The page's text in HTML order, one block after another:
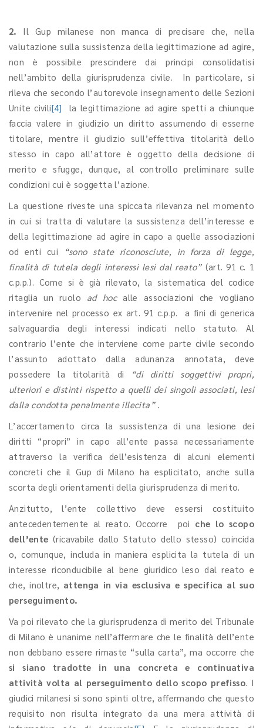
2. Il Gup milanese non manca di precisare che, nella
valutazione sulla sussistenza della legittimazione ad agire,
non è possibile prescindere dai principi consolidatisi
nell’ambito della giurisprudenza civile. In particolare, si
rileva che secondo l’autorevole insegnamento delle Sezioni
Unite civili[4] la legittimazione ad agire spetti a chiunque
faccia valere in giudizio un diritto assumendo di esserne
titolare, mentre il giudizio sull’effettiva titolarità dello
stesso in capo all’attore è oggetto della decisione di
merito e sfugge, dunque, al controllo preliminare sulle
condizioni cui è soggetta l’azione.
La questione riveste una spiccata rilevanza nel momento
in cui si tratta di valutare la sussistenza dell’interesse e
della legittimazione ad agire in capo a quelle associazioni
od enti cui
“sono state riconosciute, in forza di legge,
finalità di tutela degli interessi lesi dal reato” (art. 91 c. 1
c.p.p.). Come si è già rilevato, la sistematica del codice
ritaglia un ruolo ad hocalle associazioni che vogliano
intervenire nel processo ex art. 91 c.p.p. a fini di generica
salvaguardia degli interessi indicati nello statuto. Al
contrario l’ente che interviene come parte civile secondo
l’assunto adottato dalla adunanza annotata, deve
possedere la titolarità di “di diritti soggettivi propri,
ulteriori e distinti rispetto a quelli dei singoli associati, lesi
dalla condotta penalmente illecita” .
L’accertamento circa la sussistenza di una lesione dei
diritti “propri” in capo all’ente passa necessariamente
attraverso la verifica dell’esistenza di alcuni elementi
concreti che il Gup di Milano ha esplicitato, anche sulla
scorta degli orientamenti della giurisprudenza di merito.
Anzitutto, l’ente collettivo deve essersi costituito
antecedentemente al reato. Occorre poi che lo scopo
dell’ente (ricavabile dallo Statuto dello stesso) coincida
o, comunque, includa in maniera esplicita la tutela di un
interesse riconducibile al bene giuridico leso dal reato e
che, inoltre, attenga in via esclusiva e specifica al suo
perseguimento.
Va poi rilevato che la giurisprudenza di merito del Tribunale
di Milano è unanime nell’affermare che le finalità dell’ente
non debbano essere rimaste “sulla carta”, ma occorre che
si siano tradotte in una concreta e continuativa
attività volta al perseguimento dello scopo prefisso. I
giudici milanesi si sono spinti oltre, affermando che questo
requisito non risulta integrato da una mera attività di